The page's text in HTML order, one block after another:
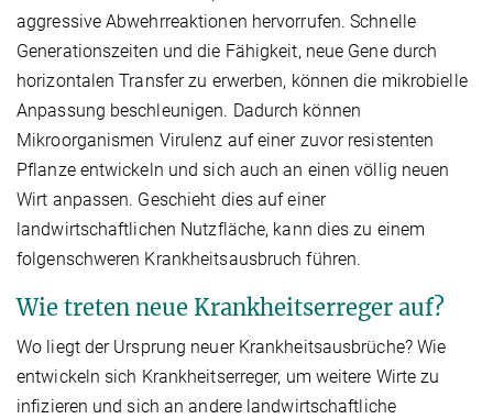
aggressive Abwehrreaktionen hervorrufen. Schnelle
Generationszeiten und die Fähigkeit, neue Gene durch
horizontalen Transfer zu erwerben, können die mikrobielle
Anpassung beschleunigen. Dadurch können
Mikroorganismen Virulenz auf einer zuvor resistenten
Pflanze entwickeln und sich auch an einen völlig neuen
Wirt anpassen. Geschieht dies auf einer
landwirtschaftlichen Nutzfläche, kann dies zu einem
folgenschweren Krankheitsausbruch führen.
Wie treten neue Krankheitserreger auf?
Wo liegt der Ursprung neuer Krankheitsausbrüche? Wie
entwickeln sich Krankheitserreger, um weitere Wirte zu
infizieren und sich an andere landwirtschaftliche